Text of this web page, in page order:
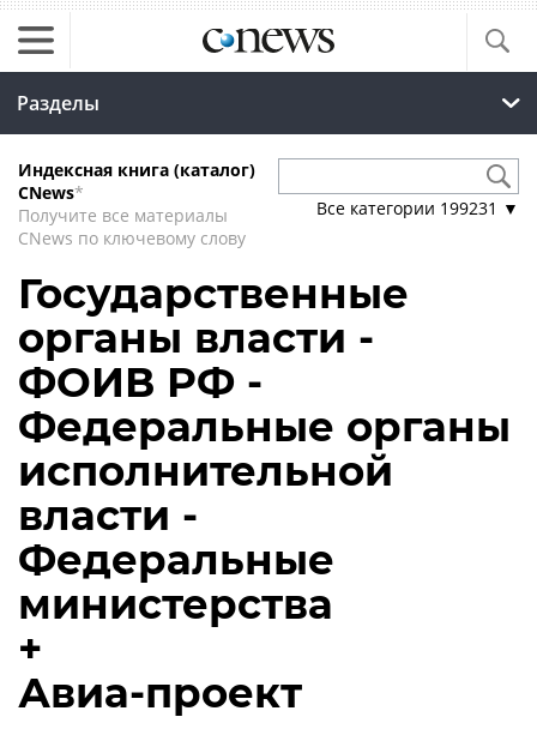
Разделы
Индексная книга (каталог)
CNews*
Получите все материалы
CNews по ключевому слову
Все категории 199231 ▼
Государственные
органы власти -
ФОИВ РФ -
Федеральные органы
исполнительной
власти -
Федеральные
министерства
+
Авиа-проект